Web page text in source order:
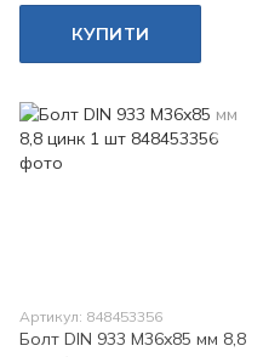
КУПИТИ
Артикул: 848453356
Болт DIN 933 M36x85 мм 8,8